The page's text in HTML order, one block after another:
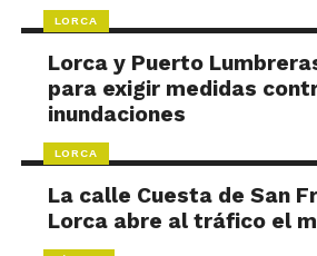
LORCA
Lorca y Puerto
para exigir medidas
inundaciones
LORCA
La calle Cuesta de San
Lorca abre al tráfico el